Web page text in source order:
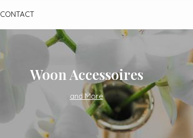
CONTACT
Woon Accessoires
and More